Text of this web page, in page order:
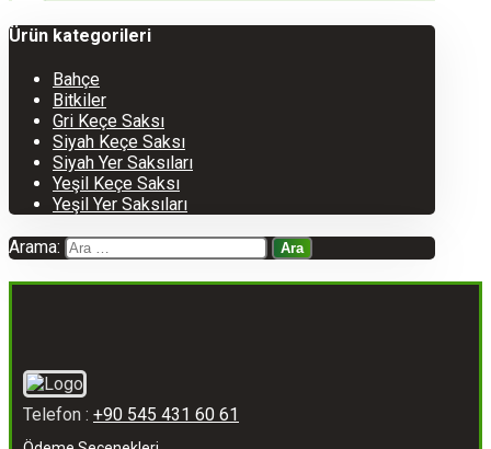
Ürün kategorileri
Bahçe
Bitkiler
Gri Keçe Saksı
Siyah Keçe Saksı
Siyah Yer Saksıları
Yeşil Keçe Saksı
Yeşil Yer Saksıları
Arama:
Telefon : +90 545 431 60 61